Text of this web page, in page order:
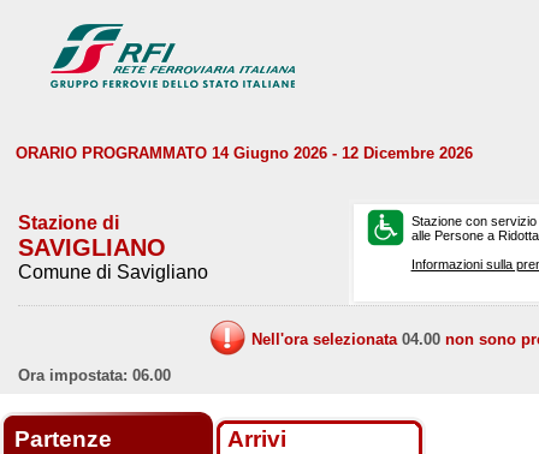
ORARIO PROGRAMMATO 14 Giugno 2026 - 12 Dicembre 2026
Stazione di
SAVIGLIANO
Comune di Savigliano
Stazione con
alle Persone a
Informazioni sulla
Nell'ora selezionata 04.00 non sono
Ora impostata: 06.00
Partenze Arrivi